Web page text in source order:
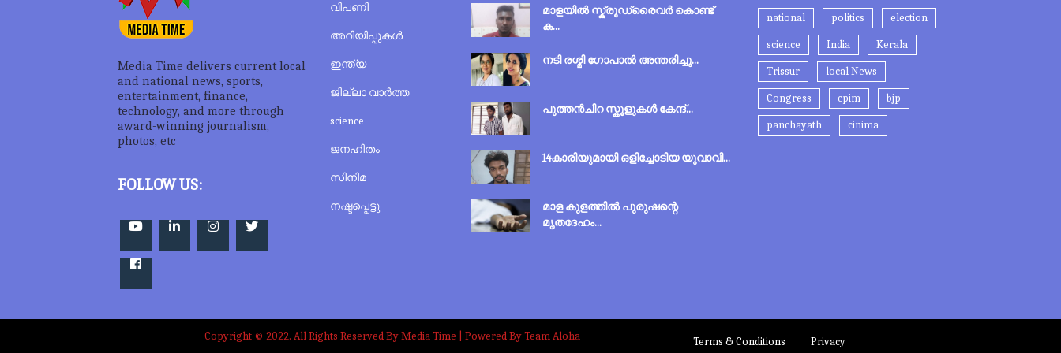
Media Time delivers current local
and national news, sports,
entertainment, finance,
technology, and more through
award-winning journalism,
photos, etc
FOLLOW US:
വിപണി
അറിയിപ്പുകൾ
ഇന്ത്യ
ജില്ലാ വാർത്ത
science
ജനഹിതം
സിനിമ
നഷ്ടപ്പെട്ടു
മാളയില്‍ സ്ക്രൂഡ്രൈവർ കൊണ്ട്
ക...
നടി രശ്മി ഗോപാല്‍ അന്തരിച്ചു...
പുത്തന്‍‌ചിറ സ്കൂളുകള്‍ കേന്ദ്...
14കാരിയുമായി ഒളിച്ചോടിയ യുവാവി...
മാള കുളത്തിൽ പുരുഷന്റെ
മൃതദേഹം...
national politics
election
science
India
Kerala
Trissur
local News
Congress
cpim
bjp
panchayath
cinima
Copyright © 2022. All Rights Reserved By Media Time | Powered By Team Aloha Terms & Conditions Privacy